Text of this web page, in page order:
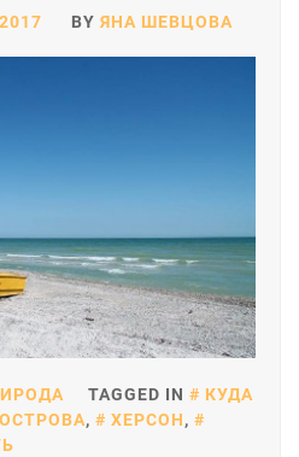
BY ЯНА ШЕВЦОВА
TAGGED IN
КУДА
ОСТРОВА, ХЕРСОН,